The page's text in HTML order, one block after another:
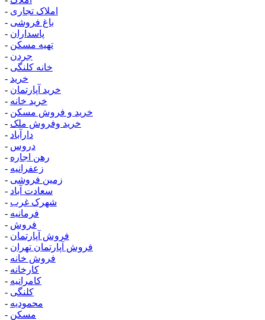
- املاک تجاری
- باغ فروشی
- پاسداران
- تهیه مسکن
- جردن
- خانه کلنگی
- خرید
- خرید آپارتمان
- خرید خانه
- خرید و فروش مسکن
- خرید وفروش ملک
- دارآباد
- دروس
- رهن اجاره
- زعفرانیه
- زمین فروشی
- سعادت آباد
- شهرک غرب
- فرمانیه
- فروش
- فروش آپارتمان
- فروش آپارتمان تهران
- فروش خانه
- کارخانه
- کامرانیه
- کلنگی
- محمودیه
- مسکن